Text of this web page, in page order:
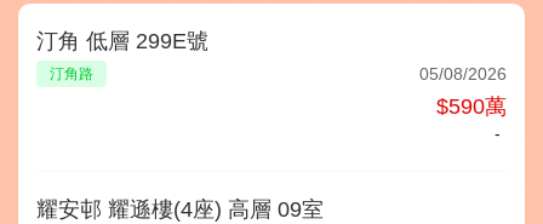
05/08/2026
汀角路
汀角 低層 299E號
$590萬
-
耀安邨 耀遜樓(4座) 高層 09室